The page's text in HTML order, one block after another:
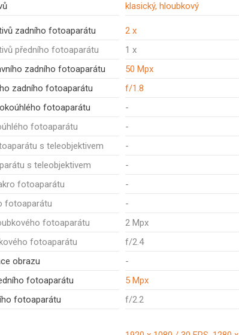
klasický, hloubkový
zadního fotoaparátu
2 x
předního fotoaparátu
1 x
zadního fotoaparátu
50 Mpx
zadního fotoaparátu
f/1.8
fotoaparátu
-
fotoaparátu
-
s teleobjektivem
-
s teleobjektivem
-
fotoaparátu
-
fotoaparátu
-
fotoaparátu
2 Mpx
fotoaparátu
f/2.4
obrazu
-
fotoaparátu
5 Mpx
fotoaparátu
f/2.2